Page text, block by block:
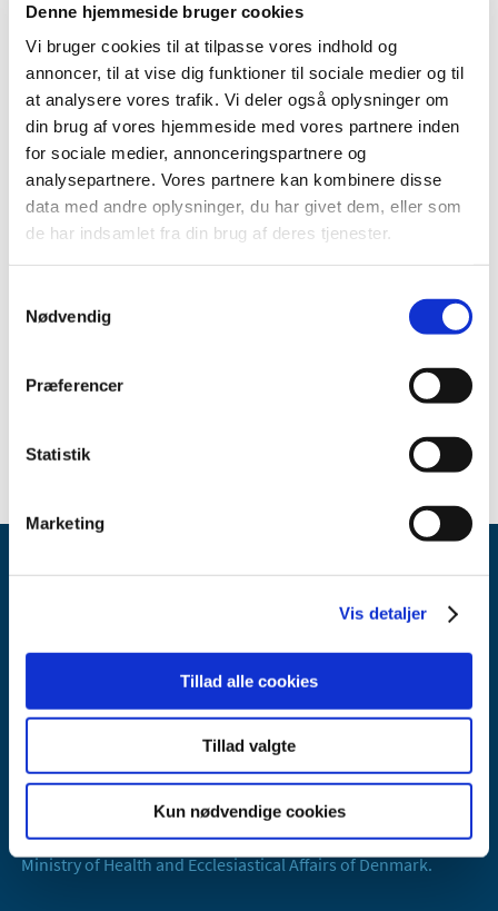
Denne hjemmeside bruger cookies
Vi bruger cookies til at tilpasse vores indhold og
annoncer, til at vise dig funktioner til sociale medier og til
at analysere vores trafik. Vi deler også oplysninger om
din brug af vores hjemmeside med vores partnere inden
for sociale medier, annonceringspartnere og
analysepartnere. Vores partnere kan kombinere disse
data med andre oplysninger, du har givet dem, eller som
de har indsamlet fra din brug af deres tjenester.
Nødvendig
Præferencer
Statistik
Marketing
Vis detaljer
Tillad alle cookies
Tillad valgte
Kun nødvendige cookies
2021 (44)
2020 (62)
2019 (20)
2018 (37)
2017 (48)
2016 (43)
2013 (3)
2012 (11)
2011 (13)
2009 (14)
2007 (3)
Danish Medicines Agency
Email:dkma@dkma.dk
The Danish Medicines Agency is part of the
Ministry of Health and Ecclesiastical Affairs of Denmark.